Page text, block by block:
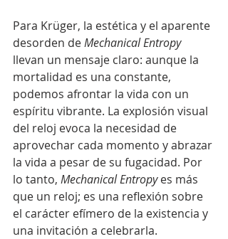
Para Krüger, la estética y el aparente
desorden de Mechanical Entropy
llevan un mensaje claro: aunque la
mortalidad es una constante,
podemos afrontar la vida con un
espíritu vibrante. La explosión visual
del reloj evoca la necesidad de
aprovechar cada momento y abrazar
la vida a pesar de su fugacidad. Por
lo tanto, Mechanical Entropy es más
que un reloj; es una reflexión sobre
el carácter efímero de la existencia y
una invitación a celebrarla.